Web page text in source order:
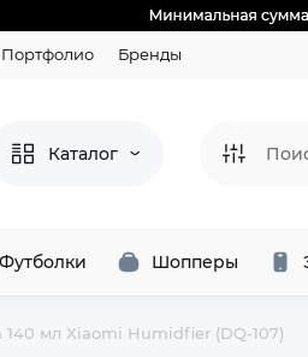
Портфолио Бренды
Каталог
Футболки Шопперы
140 мл Xiaomi Humidfier (DQ-107)